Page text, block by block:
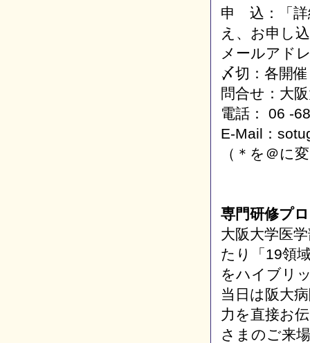
申 込：「詳
え、お申し
メールアド
〆切：各開
問合せ：大
電話： 06 -
E-Mail：
（＊を＠に
専門研修プ
大阪大学医
たり「19領
をハイブリ
当日は阪大
力を直接お
さまのご来